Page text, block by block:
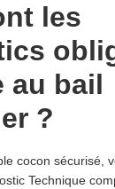
les
au bail
?
cocon sécurisé,
Technique